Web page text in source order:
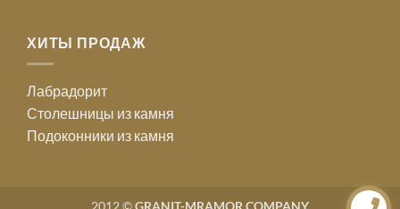
ХИТЫ ПРОДАЖ
Лабрадорит
Столешницы из камня
Подоконники из камня
2012 ©GRANIT-MRAMOR COMPANY